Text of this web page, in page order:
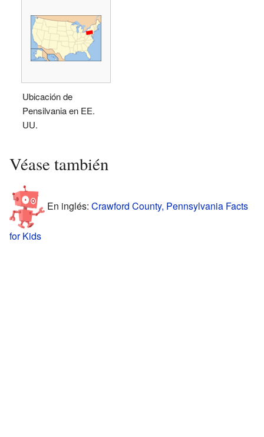
Ubicación de
Pensilvania en EE.
UU.
Véase también
En inglés: Crawford County, Pennsylvania Facts
for Kids